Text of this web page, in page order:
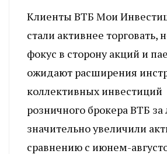
Клиенты ВТБ Мои
стали активнее торговать,
фокус в сторону акций и
ожидают расширения
коллективных
розничного брокера ВТБ за
значительно увеличили
сравнению с июнем-